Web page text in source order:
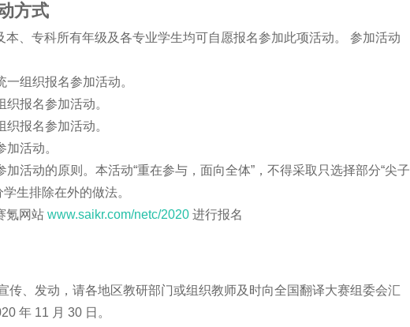
方式
、专科所有年级及各专业学生均可自愿报名参加此项活动。 参加活动
组织报名参加活动。
报名参加活动。
报名参加活动。
活动。
活动的原则。本活动“重在参与，面向全体”，不得采取只选择部分“尖子
生排除在外的做法。
网站 www.saikr.com/netc/2020 进行报名
、发动，请各地区教研部门或组织教师及时向全国翻译大赛组委会汇
年 11 月 30 日。